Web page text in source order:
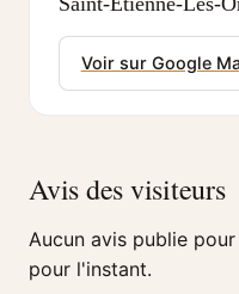
Voir sur Google
Avis des visiteurs
Aucun avis publie pour
pour l'instant.